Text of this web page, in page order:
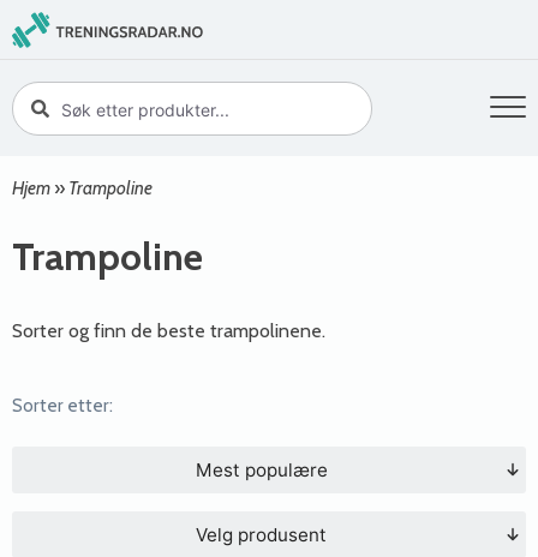
Hjem » Trampoline
Trampoline
Sorter og finn de beste trampolinene.
Sorter etter:
Mest populære
Velg produsent